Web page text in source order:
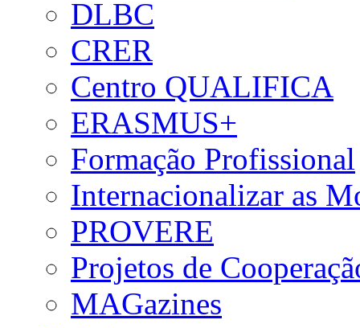
DLBC
CRER
Centro QUALIFICA
ERASMUS+
Formação Profissional
Internacionalizar as
PROVERE
Projetos de
MAGazines